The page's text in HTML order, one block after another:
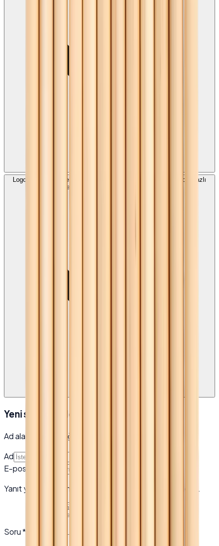
Logo Baskılı Naturel Vernikli Kurşun Kalem numune veya proje bazlı
değerlendirme için uygun mudur?
Yeni soru gönder
Ad alanı isteğe bağlıdır. Soru alanı zorunludur.
Ad
E-posta *
Yanıt yayınlandığında bu adrese bilgilendirme gönderilir.
Soru*